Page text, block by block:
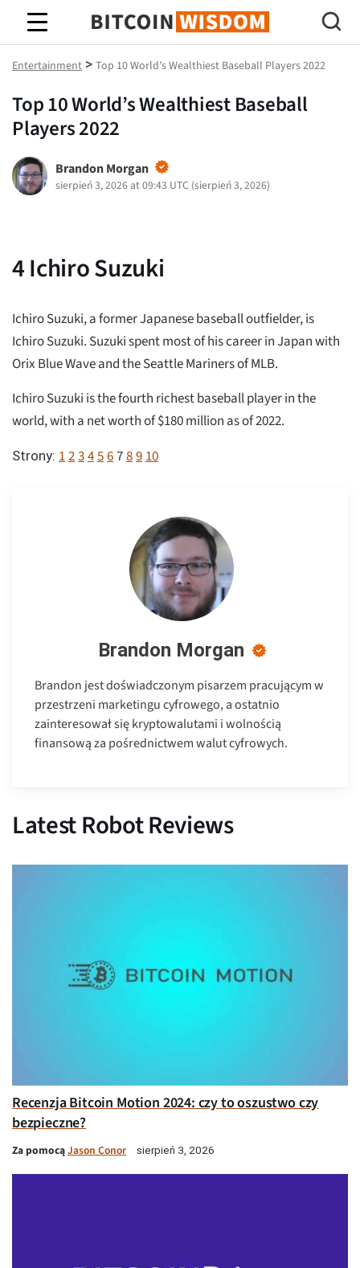
Mądrość Bitcoina
Entertainment > Top 10 World’s Wealthiest Baseball Players 2022
Top 10 World’s Wealthiest Baseball
Players 2022
Brandon Morgan
sierpień 3, 2026 at 09:43 UTC (sierpień 3, 2026)
4Ichiro Suzuki
Ichiro Suzuki, a former Japanese baseball outfielder, is
Ichiro Suzuki. Suzuki spent most of his career in Japan with
Orix Blue Wave and the Seattle Mariners of MLB.
Ichiro Suzuki is the fourth richest baseball player in the
world, with a net worth of $180 million as of 2022.
Strony: 12345678910
Brandon Morgan
Brandon jest doświadczonym pisarzem pracującym w
przestrzeni marketingu cyfrowego, a ostatnio
zainteresował się kryptowalutami i wolnością
finansową za pośrednictwem walut cyfrowych.
Latest Robot Reviews
Recenzja Bitcoin Motion 2024: czy to oszustwo czy
bezpieczne?
Za pomocąJason Conor sierpień 3, 2026